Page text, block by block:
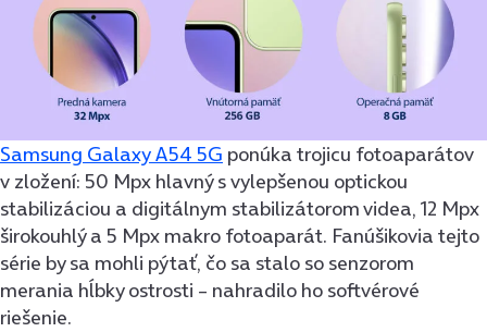
Samsung Galaxy A54 5G ponúka trojicu fotoaparátov
v zložení: 50 Mpx hlavný s vylepšenou optickou
stabilizáciou a digitálnym stabilizátorom videa, 12 Mpx
širokouhlý a 5 Mpx makro fotoaparát. Fanúšikovia tejto
série by sa mohli pýtať, čo sa stalo so senzorom
merania hĺbky ostrosti – nahradilo ho softvérové
riešenie.